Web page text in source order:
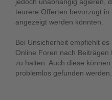
teurere Offerten bevorzugt in
angezeigt werden könnten.
Bei Unsicherheit empfiehlt
Online Foren nach Beiträgen
zu halten. Auch diese
problemlos gefunden werden.